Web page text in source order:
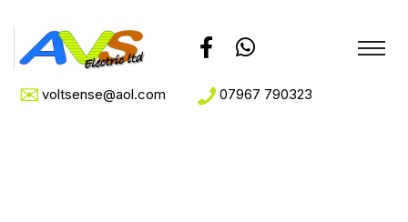
voltsense@aol.com 07967 790323